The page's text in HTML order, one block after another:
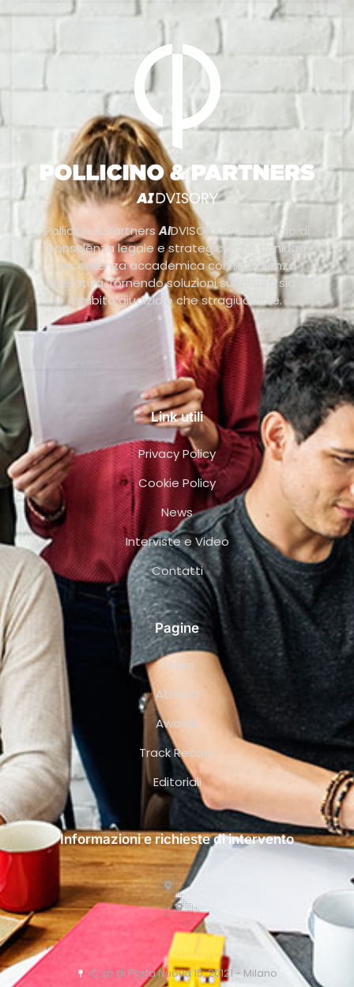
Pollicino & PartnersAIDVISORY è uno studio di
consulenza legale e strategica che coniuga
l’eccellenza accademica con l’efficienza
operativa, fornendo soluzioni su misura sia in
ambito giudiziale che stragiudiziale.
Link utili
Privacy Policy
Cookie Policy
News
Interviste e Video
Contatti
Pagine
Team
Attività
Awards
Track Record
Editoriali
Informazioni e richieste di intervento
C.so di Porta Nuova 15, 20121 - Milano